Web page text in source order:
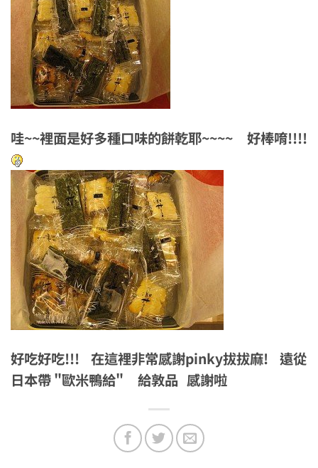
哇~~裡面是好多種口味的餅乾耶~~~~ 好棒唷!!!!
好吃好吃!!! 在這裡非常感謝pinky拔拔麻! 遠從
日本帶 "歐米鴨給" 給敦品 感謝啦